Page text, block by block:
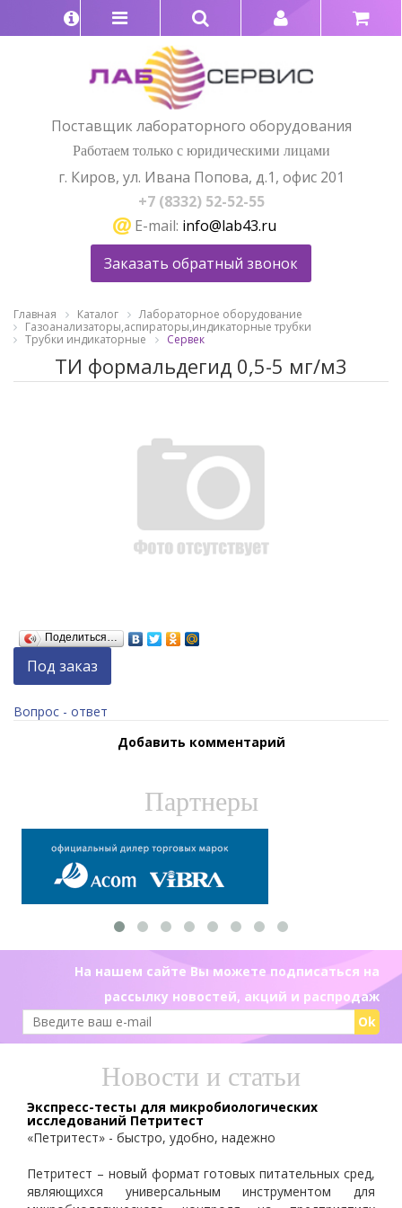
Поставщик лабораторного оборудования
Работаем только с юридическими лицами
г. Киров, ул. Ивана Попова, д.1, офис 201
+7 (8332) 52-52-55
E-mail: info@lab43.ru
Заказать обратный звонок
Главная Каталог
Лабораторное оборудование
Газоанализаторы,аспираторы,индикаторные трубки
Трубки индикаторные
Сервек
ТИ формальдегид 0,5-5 мг/м3
Поделиться…
Под заказ
Вопрос - ответ
Добавить комментарий
Партнеры
На нашем сайте Вы можете подписаться на
рассылку новостей, акций и распродаж
Ok
Новости и статьи
Экспресс-тесты для микробиологических
исследований Петритест
«Петритест» - быстро, удобно, надежно
Петритест – новый формат готовых питательных сред,
являющихся универсальным инструментом для